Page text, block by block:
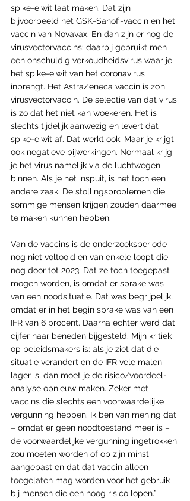
spike-eiwit laat maken. Dat zijn
bijvoorbeeld het GSK-Sanofi-vaccin en het
vaccin van Novavax. En dan zijn er nog de
virusvectorvaccins: daarbij gebruikt men
een onschuldig verkoudheidsvirus waar je
het spike-eiwit van het coronavirus
inbrengt. Het AstraZeneca vaccin is zo’n
virusvectorvaccin. De selectie van dat virus
is zo dat het niet kan woekeren. Het is
slechts tijdelijk aanwezig en levert dat
spike-eiwit af. Dat werkt ook. Maar je krijgt
ook negatieve bijwerkingen. Normaal krijg
je het virus namelijk via de luchtwegen
binnen. Als je het inspuit, is het toch een
andere zaak. De stollingsproblemen die
sommige mensen krijgen zouden daarmee
te maken kunnen hebben.
Van de vaccins is de onderzoeksperiode
nog niet voltooid en van enkele loopt die
nog door tot 2023. Dat ze toch toegepast
mogen worden, is omdat er sprake was
van een noodsituatie. Dat was begrijpelijk,
omdat er in het begin sprake was van een
IFR van 6 procent. Daarna echter werd dat
cijfer naar beneden bijgesteld. Mijn kritiek
op beleidsmakers is: als je ziet dat die
situatie verandert en de IFR vele malen
lager is, dan moet je de risico/voordeel-
analyse opnieuw maken. Zeker met
vaccins die slechts een voorwaardelijke
vergunning hebben. Ik ben van mening dat
– omdat er geen noodtoestand meer is –
de voorwaardelijke vergunning ingetrokken
zou moeten worden of op zijn minst
aangepast en dat dat vaccin alleen
toegelaten mag worden voor het gebruik
bij mensen die een hoog risico lopen.”